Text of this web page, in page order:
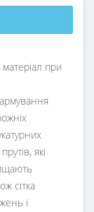
при
які
сітка
і